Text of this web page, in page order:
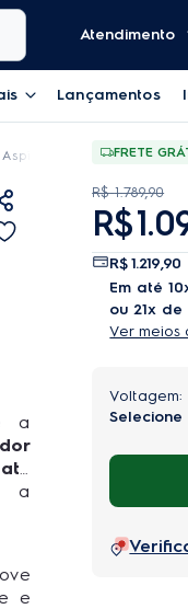
Atendimento
Lançamentos
Electrolux 4 em 1
a
a
e
FRETE
R$ 1.789,90
R$1.
R$ 1.219,90
em até 10
ou 21x de
Ver